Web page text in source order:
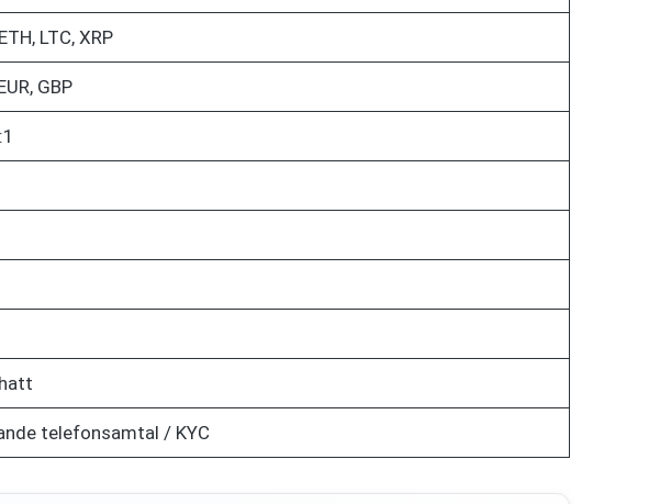
LTC, XRP
GBP
telefonsamtal / KYC